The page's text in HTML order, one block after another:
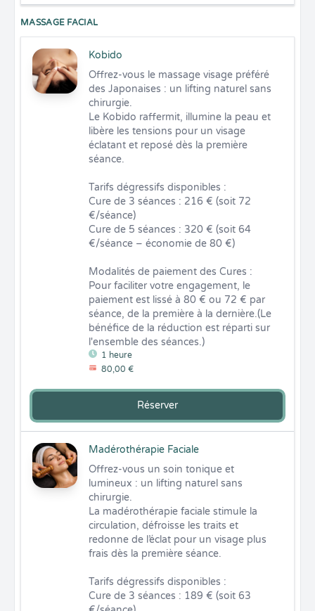
MASSAGE FACIAL
Kobido
1 heure
80,00 €
Offrez-vous le massage visage préféré
des Japonaises : un lifting naturel sans
chirurgie.
Le Kobido raffermit, illumine la peau et
libère les tensions pour un visage
éclatant et reposé dès la première
séance.
Tarifs dégressifs disponibles :
Cure de 3 séances : 216 € (soit 72
€/séance)
Cure de 5 séances : 320 € (soit 64
€/séance – économie de 80 €)
Modalités de paiement des Cures :
Pour faciliter votre engagement, le
paiement est lissé à 80 € ou 72 € par
séance, de la première à la dernière.(Le
bénéfice de la réduction est réparti sur
l'ensemble des séances.)
Réserver
Madérothérapie Faciale
Offrez-vous un soin tonique et
lumineux : un lifting naturel sans
chirurgie.
La madérothérapie faciale stimule la
circulation, défroisse les traits et
redonne de l’éclat pour un visage plus
frais dès la première séance.
Tarifs dégressifs disponibles :
Cure de 3 séances : 189 € (soit 63